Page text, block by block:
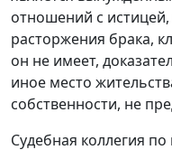
отношений с
расторжения брака,
он не имеет,
иное место
собственности, не
Судебная коллегия